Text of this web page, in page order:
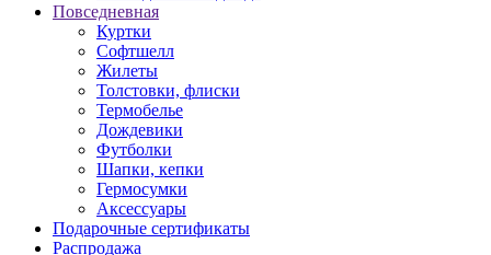
Повседневная
Куртки
Софтшелл
Жилеты
Толстовки, флиски
Термобелье
Дождевики
Футболки
Шапки, кепки
Гермосумки
Аксессуары
Подарочные сертификаты
Распродажа